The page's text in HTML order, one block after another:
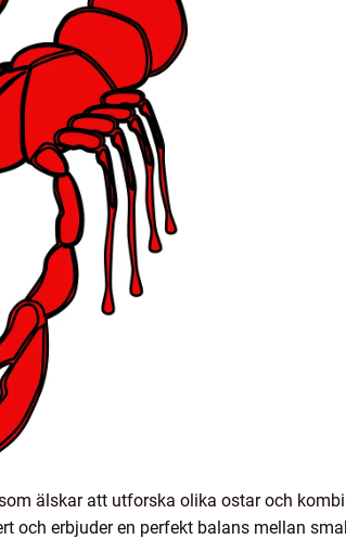
älskar att utforska olika ostar och
och erbjuder en perfekt balans mellan